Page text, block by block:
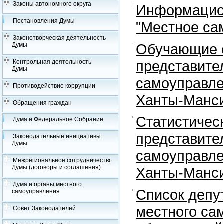
Законы автономного округа
Постановления Думы
Законотворческая деятельность
Думы
Контрольная деятельность
Думы
Противодействие коррупции
Обращения граждан
Дума и Федеральное Собрание
Законодательные инициативы
Думы
Межрегиональное сотрудничество
Думы (договоры и соглашения)
Дума и органы местного
самоуправления
Совет Законодателей
"Местное
Обучающие
Ханты-
Ханты-
Список
местного